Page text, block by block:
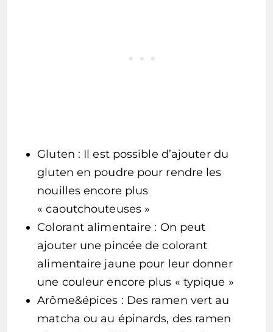
Gluten : Il est possible d’ajouter du
gluten en poudre pour rendre les
nouilles encore plus
« caoutchouteuses »
Colorant alimentaire : On peut
ajouter une pincée de colorant
alimentaire jaune pour leur donner
une couleur encore plus « typique »
Arôme&épices : Des ramen vert au
matcha ou au épinards, des ramen